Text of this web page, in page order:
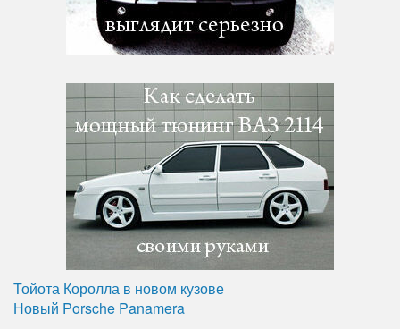
Тойота Королла в новом кузове
Новый Porsche Panamera